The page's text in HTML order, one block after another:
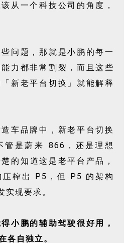
从一个科技公司的角度，
问题，那就是小鹏的每一
力都非常割裂，而且这些
新老平台切换」就能解释
车品牌中，新老平台切换
管是蔚来 866，还是理想
的知道这是老平台产品，
榨出 P5，但 P5 的架构
实现要求。
小鹏的辅助驾驶很好用，
各自独立。